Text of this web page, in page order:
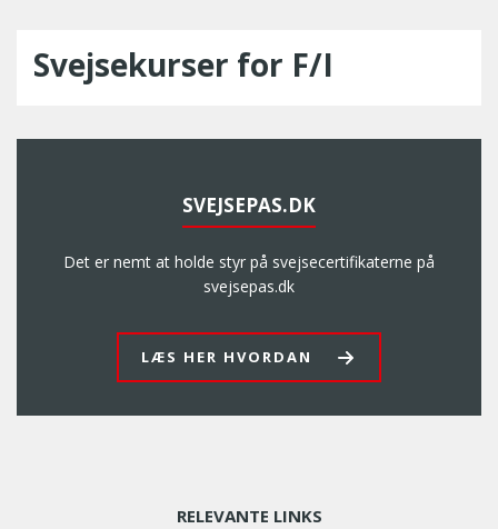
Svejsekurser for F/I
SVEJSEPAS.DK
Det er nemt at holde styr på svejsecertifikaterne på
svejsepas.dk
LÆS HER HVORDAN
RELEVANTE LINKS